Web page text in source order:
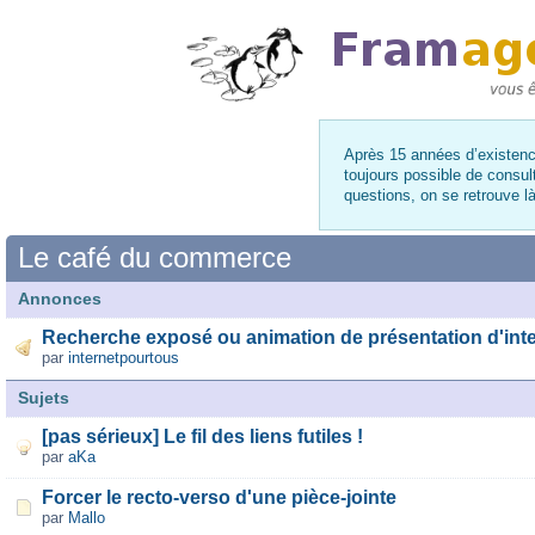
Après 15 années
toujours possible de
questions, on se retrouve
Le café du commerce
Annonces
Recherche exposé ou animation de présentation
par internetpourtous
Sujets
[pas sérieux] Le fil des liens futiles !
par aKa
Forcer le recto-verso d'une pièce-jointe
par Mallo